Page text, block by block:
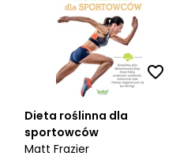
Dieta roślinna dla
sportowców
Matt Frazier